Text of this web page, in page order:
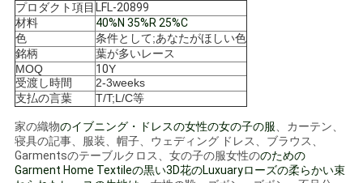
イ
バ
シ
ー
ポ
プロダクト項目 LFL-20899
材料
40%N 35%R 25%C
色
条件として;あなたがほしい色
銘柄
葉が多いレース
MOQ
10Y
受渡し時間
2-3weeks
支払の言葉
T/T;L/C等
家の織物のイブニング・ドレスの女性の女の子の服、カーテン、
寝具の記事、服装、帽子、ウェディング ドレス、ブラウス、
Garmentsのテーブルクロス、女の子の服女性ののための
Garment Home Textileの黒い3D花のLuxuaryローズの柔らかい束